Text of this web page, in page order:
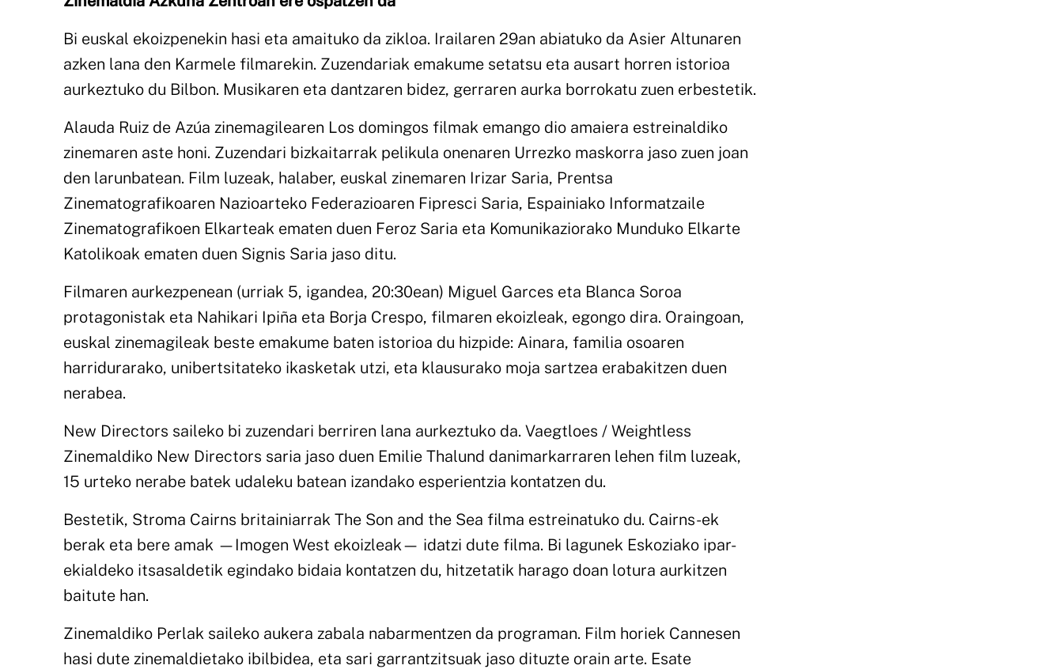
Bi euskal ekoizpenekin hasi eta amaituko da zikloa. Irailaren 29an abiatuko da Asier Altunaren
azken lana den Karmele filmarekin. Zuzendariak emakume setatsu eta ausart horren istorioa
aurkeztuko du Bilbon. Musikaren eta dantzaren bidez, gerraren aurka borrokatu zuen erbestetik.
Alauda Ruiz de Azúa zinemagilearen Los domingos filmak emango dio amaiera estreinaldiko
zinemaren aste honi. Zuzendari bizkaitarrak pelikula onenaren Urrezko maskorra jaso zuen joan
den larunbatean. Film luzeak, halaber, euskal zinemaren Irizar Saria, Prentsa
Zinematografikoaren Nazioarteko Federazioaren Fipresci Saria, Espainiako Informatzaile
Zinematografikoen Elkarteak ematen duen Feroz Saria eta Komunikaziorako Munduko Elkarte
Katolikoak ematen duen Signis Saria jaso ditu.
Filmaren aurkezpenean (urriak 5, igandea, 20:30ean) Miguel Garces eta Blanca Soroa
protagonistak eta Nahikari Ipiña eta Borja Crespo, filmaren ekoizleak, egongo dira. Oraingoan,
euskal zinemagileak beste emakume baten istorioa du hizpide: Ainara, familia osoaren
harridurarako, unibertsitateko ikasketak utzi, eta klausurako moja sartzea erabakitzen duen
nerabea.
New Directors saileko bi zuzendari berriren lana aurkeztuko da. Vaegtloes / Weightless
Zinemaldiko New Directors saria jaso duen Emilie Thalund danimarkarraren lehen film luzeak,
15 urteko nerabe batek udaleku batean izandako esperientzia kontatzen du.
Bestetik, Stroma Cairns britainiarrak The Son and the Sea filma estreinatuko du. Cairns-ek
berak eta bere amak —Imogen West ekoizleak— idatzi dute filma. Bi lagunek Eskoziako ipar-
ekialdeko itsasaldetik egindako bidaia kontatzen du, hitzetatik harago doan lotura aurkitzen
baitute han.
Zinemaldiko Perlak saileko aukera zabala nabarmentzen da programan. Film horiek Cannesen
hasi dute zinemaldietako ibilbidea, eta sari garrantzitsuak jaso dituzte orain arte. Esate